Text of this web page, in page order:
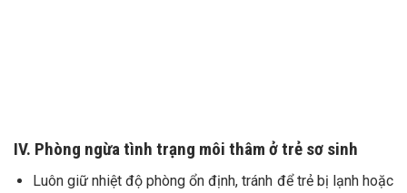
IV. Phòng ngừa tình trạng môi thâm ở trẻ sơ sinh
Luôn giữ nhiệt độ phòng ổn định, tránh để trẻ bị lạnh hoặc